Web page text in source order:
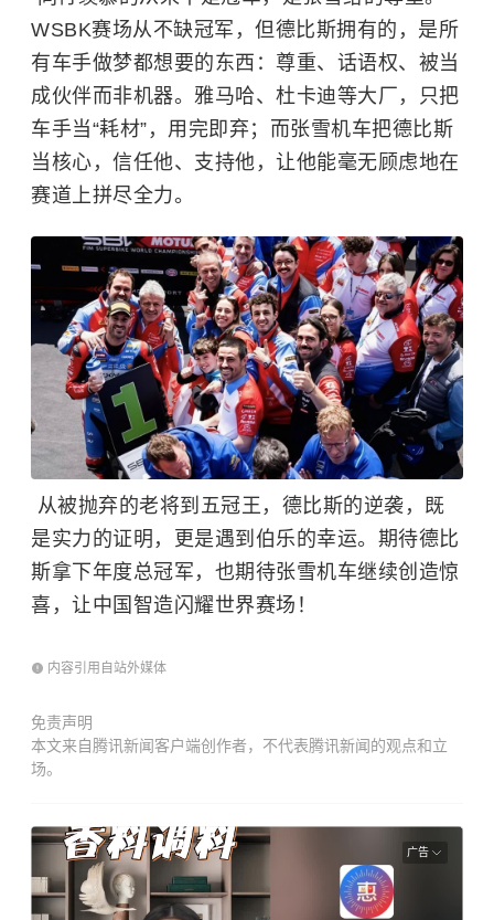
WSBK赛场从不缺冠军，但德比斯拥有的，是所
有车手做梦都想要的东西：尊重、话语权、被当
成伙伴而非机器。雅马哈、 杜卡迪等大厂，只把
车手当“耗材”，用完即弃；而张雪机车把德比斯
当核心，信任他、支持他，让他能毫无顾虑地在
赛道上拼尽全力。
从被抛弃的老将到五冠王，德比斯的逆袭，既
是实力的证明，更是遇到伯乐的幸运。期待德比
斯拿下年度总冠军，也期待张雪机车继续创造惊
喜，让中国智造闪耀世界赛场！
内容引用自站外媒体
免责声明
本文来自腾讯新闻客户端创作者，不代表腾讯新闻的观点和立
场。
广告